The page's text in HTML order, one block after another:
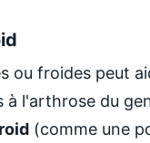
ou froides peut
à l'arthrose du
(comme une